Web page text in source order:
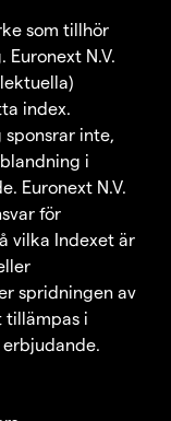
som tillhör
Euronext N.V.
index.
sponsrar inte,
i
Euronext N.V.
för
vilka Indexet är
spridningen av
tillämpas i
erbjudande.